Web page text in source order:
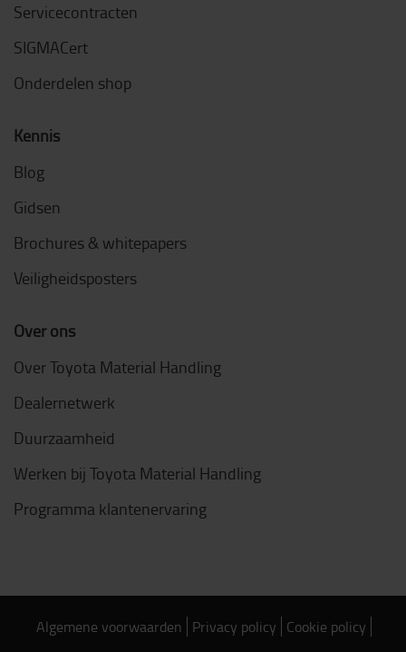
Servicecontracten
SIGMACert
Onderdelen shop
Kennis
Blog
Gidsen
Brochures & whitepapers
Veiligheidsposters
Over ons
Over Toyota Material Handling
Dealernetwerk
Duurzaamheid
Werken bij Toyota Material Handling
Programma klantenervaring
Algemene voorwaarden Privacy policy Cookie policy